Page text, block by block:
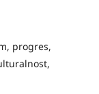
progres,